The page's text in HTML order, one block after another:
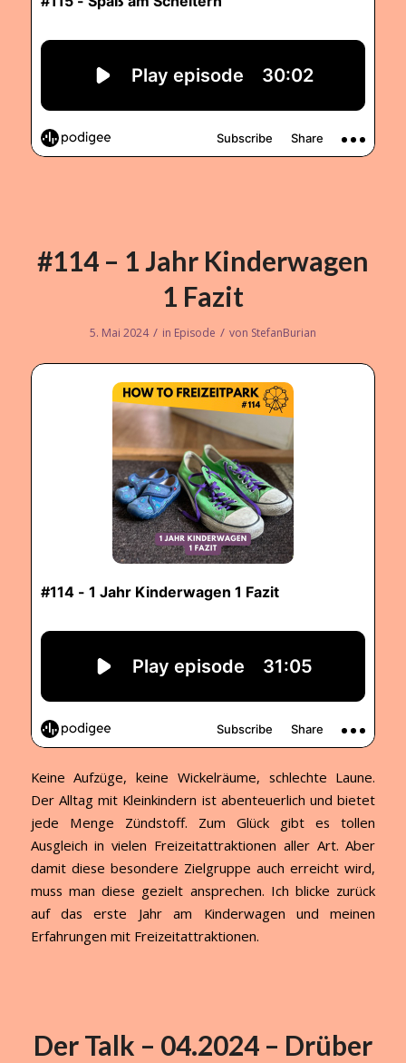
#114 – 1 Jahr Kinderwagen
1 Fazit
5. Mai 2024 / in Episode / von StefanBurian
Keine Aufzüge, keine Wickelräume, schlechte Laune.
Der Alltag mit Kleinkindern ist abenteuerlich und bietet
jede Menge Zündstoff. Zum Glück gibt es tollen
Ausgleich in vielen Freizeitattraktionen aller Art. Aber
damit diese besondere Zielgruppe auch erreicht wird,
muss man diese gezielt ansprechen. Ich blicke zurück
auf das erste Jahr am Kinderwagen und meinen
Erfahrungen mit Freizeitattraktionen.
Der Talk – 04.2024 – Drüber